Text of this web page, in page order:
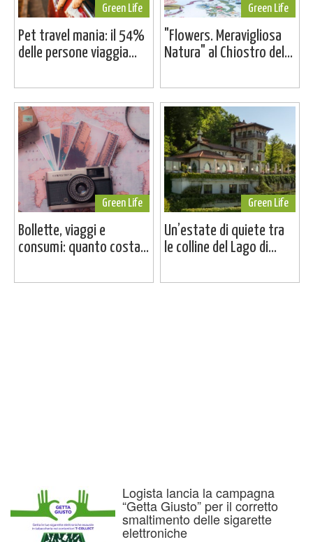
Green Life
Pet travel mania: il 54%
delle persone viaggia...
Green Life
"Flowers. Meravigliosa
Natura" al Chiostro del...
Green Life
Bollette, viaggi e
consumi: quanto costa...
Green Life
Un’estate di quiete tra
le colline del Lago di...
Logista lancia la campagna
“Getta Giusto” per il corretto
smaltimento delle sigarette
elettroniche